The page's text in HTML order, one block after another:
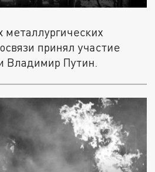
принял участие
Владимир Путин.